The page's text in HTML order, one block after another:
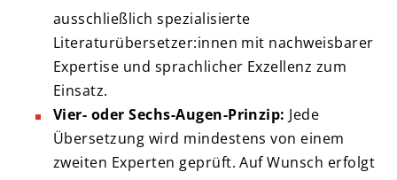
ausschließlich spezialisierte
Literaturübersetzer:innen mit nachweisbarer
Expertise und sprachlicher Exzellenz zum
Einsatz.
Vier- oder Sechs-Augen-Prinzip: Jede
Übersetzung wird mindestens von einem
zweiten Experten geprüft. Auf Wunsch erfolgt